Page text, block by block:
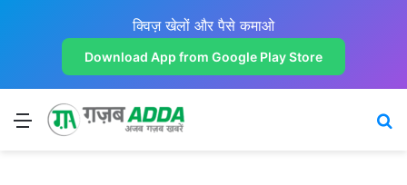
क्विज़ खेलों और पैसे कमाओ
Download App from Google Play Store
Menu